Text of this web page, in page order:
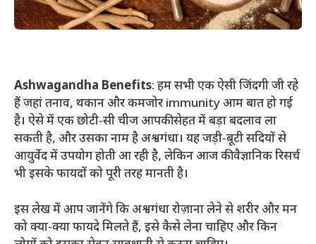
Ashwagandha Benefits: हम सभी एक ऐसी जिंदगी जी रहे
हैं जहां तनाव, थकान और कमजोर immunity आम बात हो गई
है। ऐसे में एक छोटी-सी चीज आपकी सेहत में बड़ा बदलाव ला
सकती है, और उसका नाम है अश्वगंधा। यह जड़ी-बूटी सदियों से
आयुर्वेद में उपयोग होती आ रही है, लेकिन आज की वैज्ञानिक रिसर्च
भी इसके फायदों को पूरी तरह मानती है।
इस लेख में आप जानेंगे कि अश्वगंधा रोज़ाना लेने से शरीर और मन
को क्या-क्या फायदे मिलते हैं, इसे कैसे लेना चाहिए और किन